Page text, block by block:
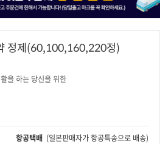
정제(60,100,160,220정)
을 하는 당신을 위한
항공택배 (일본판매자가 항공특송으로 배송)